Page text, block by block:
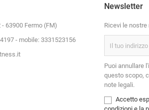
- 63900 Fermo (FM)
- mobile: 3331523156
Newsletter
Ricevi le
Puoi annullare
questo scopo,
note legali.
Accetto